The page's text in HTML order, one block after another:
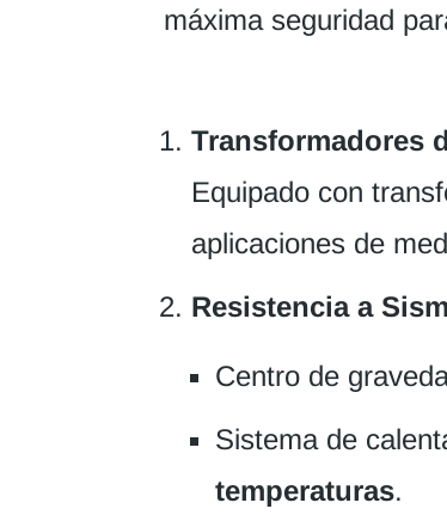
máxima seguridad
Transformadores
Equipado con
aplicaciones de
Resistencia a
Centro de
Sistema de
temperaturas.